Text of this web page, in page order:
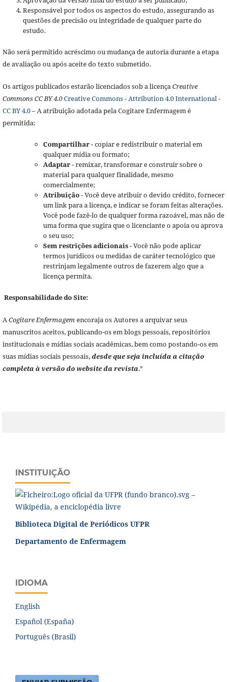
Responsável por todos os aspectos do estudo, assegurando as
questões de precisão ou integridade de qualquer parte do
estudo.
Não será permitido acréscimo ou mudança de autoria durante a etapa
de avaliação ou após aceite do texto submetido.
Os artigos publicados estarão licenciados sob a licença Creative
Commons CC BY 4.0Creative Commons - Attribution 4.0 International -
CC BY 4.0– A atribuição adotada pela Cogitare Enfermagem é
permitida:
Compartilhar- copiar e redistribuir o material em
qualquer mídia ou formato;
Adaptar- remixar, transformar e construir sobre o
material para qualquer finalidade, mesmo
comercialmente;
Atribuição- Você deve atribuir o devido crédito, fornecer
um link para a licença, e indicar se foram feitas alterações.
Você pode fazê-lo de qualquer forma razoável, mas não de
uma forma que sugira que o licenciante o apoia ou aprova
o seu uso;
Sem restrições adicionais- Você não pode aplicar
termos jurídicos ou medidas de caráter tecnológico que
restrinjam legalmente outros de fazerem algo que a
licença permita.
Responsabilidade do Site:
ACogitare Enfermagemencoraja os Autores a arquivar seus
manuscritos aceitos, publicando-os em blogs pessoais, repositórios
institucionais e mídias sociais acadêmicas, bem como postando-os em
suas mídias sociais pessoais,desde que seja incluída a citação
completa à versão do website da revista.”
INSTITUIÇÃO
Biblioteca Digital de Periódicos UFPR
Departamento de Enfermagem
IDIOMA
English
Español (España)
Português (Brasil)